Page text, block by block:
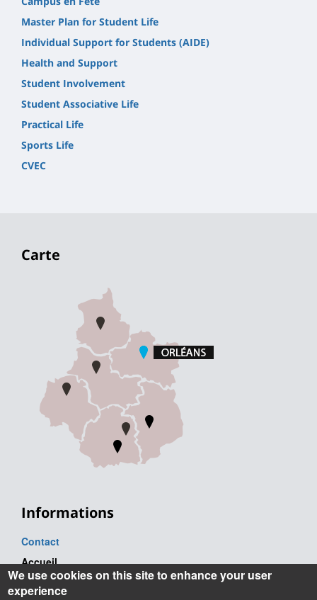
Master Plan for Student Life
Individual Support for Students (AIDE)
Health and Support
Student Involvement
Student Associative Life
Practical Life
Sports Life
CVEC
Carte
Informations
Contact
Accueil
Tel. : +33 (0) 2 38 41 71 71
We use cookies on this site to enhance your user
experience